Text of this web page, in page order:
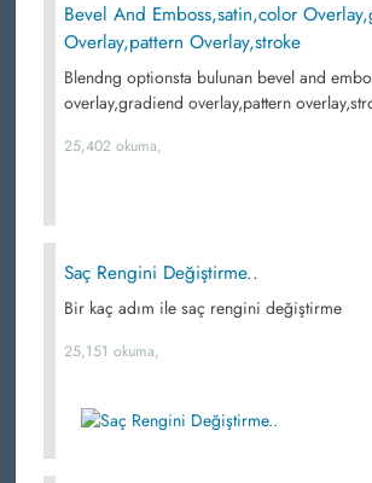
Bevel And Emboss,satin,color
Overlay,pattern Overlay,stroke
Blendng optionsta bulunan bevel and
overlay,gradiend overlay,pattern
25,402 okuma,
Saç Rengini Değiştirme..
Bir kaç adım ile saç rengini değiştirme
25,151 okuma,